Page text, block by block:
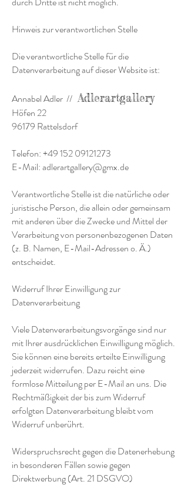
Hinweis zur verantwortlichen Stelle
Die verantwortliche Stelle für die
Datenverarbeitung auf dieser Website ist:
Annabel Adler //Adlerartgallery
Höfen 22
96179 Rattelsdorf
Telefon:+49 152 09121273
E-Mail:adlerartgallery@gmx.de
Verantwortliche Stelle ist die natürliche oder
juristische Person, die allein oder gemeinsam
mit anderen über die Zwecke und Mittel der
Verarbeitung von personenbezogenen Daten
(z. B. Namen, E-Mail-Adressen o. Ä.)
entscheidet.
Widerruf Ihrer Einwilligung zur
Datenverarbeitung
Viele Datenverarbeitungsvorgänge sind nur
mit Ihrer ausdrücklichen Einwilligung möglich.
Sie können eine bereits erteilte Einwilligung
jederzeit widerrufen. Dazu reicht eine
formlose Mitteilung per E-Mail an uns. Die
Rechtmäßigkeit der bis zum Widerruf
erfolgten Datenverarbeitung bleibt vom
Widerruf unberührt.
Widerspruchsrecht gegen die Datenerhebung
in besonderen Fällen sowie gegen
Direktwerbung (Art. 21 DSGVO)